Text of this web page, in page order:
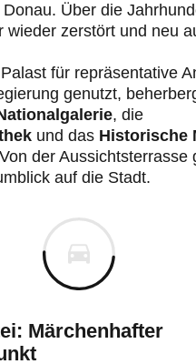
Über die
wieder zerstört und neu
für repräsentative
genutzt,
, die
und das Historische
der Aussichtsterrasse
auf die Stadt.
Märchenhafter